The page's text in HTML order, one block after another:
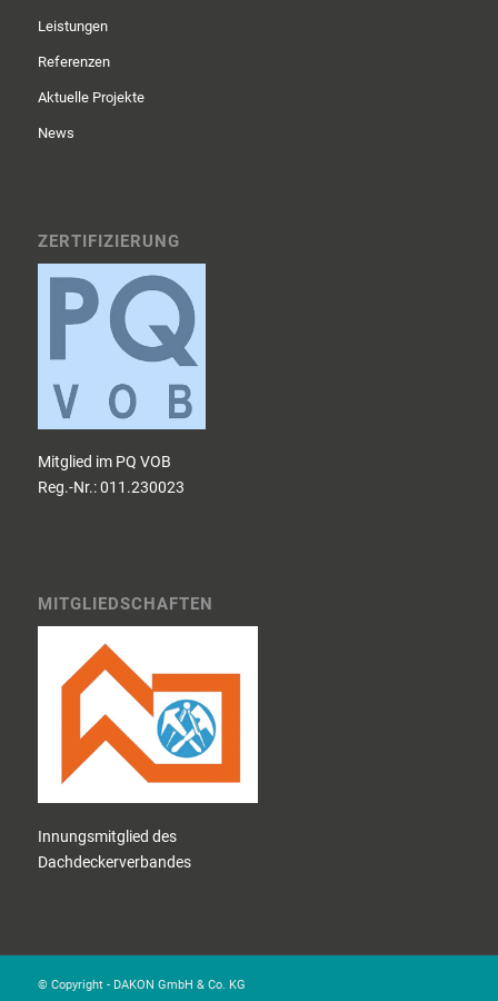
Leistungen
Referenzen
Aktuelle Projekte
News
ZERTIFIZIERUNG
Mitglied im PQ VOB
Reg.-Nr.: 011.230023
MITGLIEDSCHAFTEN
Innungsmitglied des
Dachdeckerverbandes
© Copyright - DAKON GmbH & Co. KG